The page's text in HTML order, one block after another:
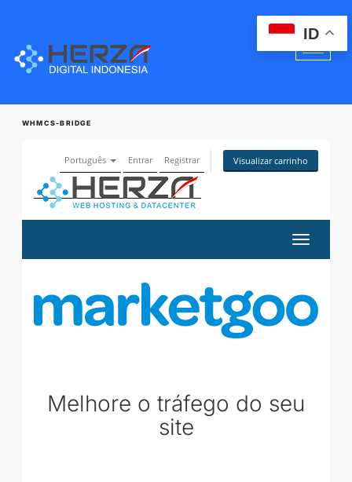
WHMCS-BRIDGE
Português Entrar Registrar Visualizar carrinho
Alternar
Melhore o tráfego do seu
site
ID